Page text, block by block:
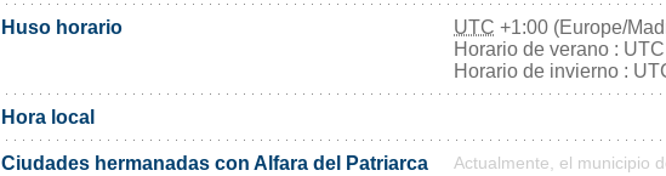
Huso horario UTC +1:00 (Europe/
Horario de verano :
Horario de invierno :
Hora local
Ciudades hermanadas con Alfara del Patriarca Actualmente, el municipio